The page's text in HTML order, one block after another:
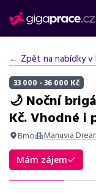
← Zpět na nabídky v
33 000 - 36 000 Kč
🌙 Noční
Kč. Vhodné i
Brno Manuvia
Shrnutí
Nabídka práce na
Mám zájem